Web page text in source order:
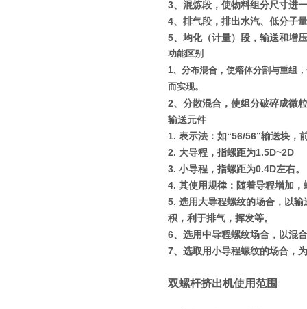
3、混炼段，使物料组分尺寸进
4、排气段，排出水汽、低分子
5、均化（计量）段，输送和增
功能区别
1、分布混合，使熔体分割与重组
而实现。
2、分散混合，使组分破碎成微
输送元件
1. 表示法：如“56/56”输送块，
2. 大导程，指螺距为1.5D~2D
3. 小导程，指螺距为0.4D左右。
4. 其使用规律：随着导程增加
5. 选用大导程螺纹的场合，以
积，利于排气，挥发等。
6、选用中导程螺纹场合，以混
7、选取用小导程螺纹的场合，
双螺杆挤出机使用范围